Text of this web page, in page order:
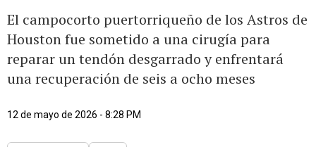
El campocorto puertorriqueño de los Astros de
Houston fue sometido a una cirugía para
reparar un tendón desgarrado y enfrentará
una recuperación de seis a ocho meses
12 de mayo de 2026 - 8:28 PM